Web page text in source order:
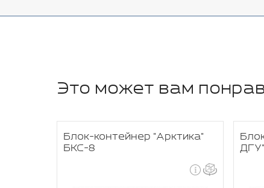
Это может вам
Блок-контейнер "Арктика"
БКС-8